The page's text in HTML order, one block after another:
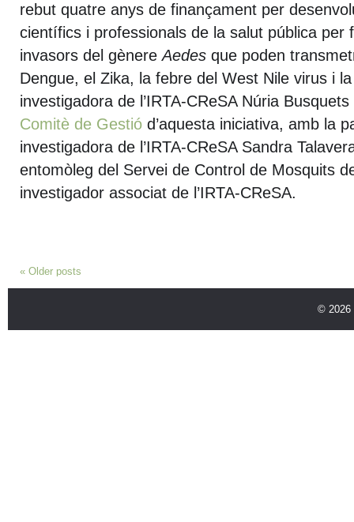
rebut quatre anys de finançament per
científics i professionals de la salut pública per
invasors del gènereAedes que poden
Dengue, el Zika, la febre del West Nile virus i
investigadora de l’IRTA-CReSA Núria
Comitè de Gestió d’aquesta iniciativa, amb la
investigadora de l’IRTA-CReSA Sandra
entomòleg del Servei de Control de Mosquits
investigador associat de l’IRTA-CReSA.
« Older posts
© 2026